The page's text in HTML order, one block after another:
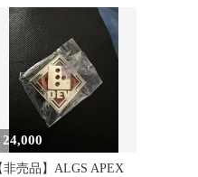
24,000
非売品】ALGS APEX